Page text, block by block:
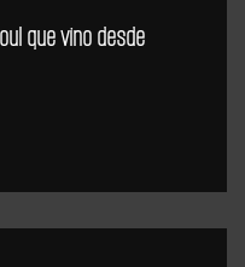
que vino desde